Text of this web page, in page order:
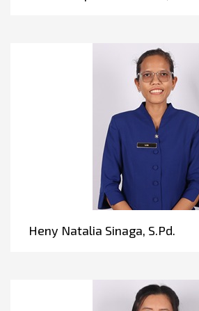
Heny Natalia Sinaga, S.Pd.